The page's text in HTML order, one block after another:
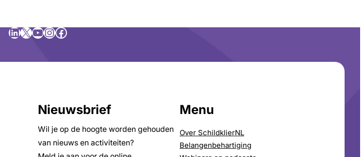
LinkedIn
X YouTube
Instagram
Facebook
Nieuwsbrief
Wil je op de hoogte worden gehouden
van nieuws en activiteiten?
Menu
Over SchildklierNL
Belangenbehartiging